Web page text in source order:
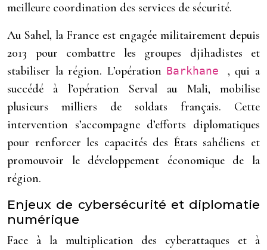
meilleure coordination des services de sécurité.
Au Sahel, la France est engagée militairement depuis
2013 pour combattre les groupes djihadistes et
stabiliser la région. L’opération Barkhane , qui a
succédé à l’opération Serval au Mali, mobilise
plusieurs milliers de soldats français. Cette
intervention s’accompagne d’efforts diplomatiques
pour renforcer les capacités des États sahéliens et
promouvoir le développement économique de la
région.
Enjeux de cybersécurité et diplomatie
numérique
Face à la multiplication des cyberattaques et à